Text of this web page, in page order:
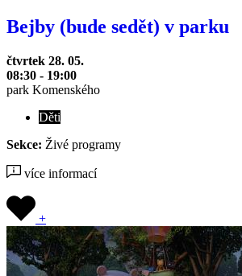
Bejby (bude sedět) v parku
čtvrtek 28. 05.
08:30 - 19:00
park Komenského
Děti
Sekce: Živé programy
více informací
+